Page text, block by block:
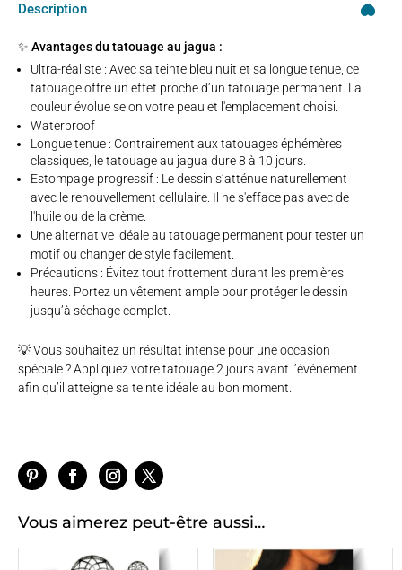
Description
✨ Avantages du tatouage au jagua :
Ultra-réaliste : Avec sa teinte bleu nuit et sa longue tenue, ce
tatouage offre un effet proche d’un tatouage permanent. La
couleur évolue selon votre peau et l'emplacement choisi.
Waterproof
Longue tenue : Contrairement aux tatouages éphémères
classiques, le tatouage au jagua dure 8 à 10 jours.
Estompage progressif : Le dessin s’atténue naturellement
avec le renouvellement cellulaire. Il ne s'efface pas avec de
l'huile ou de la crème.
Une alternative idéale au tatouage permanent pour tester un
motif ou changer de style facilement.
Précautions : Évitez tout frottement durant les premières
heures. Portez un vêtement ample pour protéger le dessin
jusqu’à séchage complet.
💡 Vous souhaitez un résultat intense pour une occasion
spéciale ? Appliquez votre tatouage 2 jours avant l’événement
afin qu’il atteigne sa teinte idéale au bon moment.
Vous aimerez peut-être aussi…